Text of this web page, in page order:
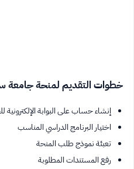
خطوات التقديم لمنحة جامعة
إنشاء حساب على البوابة الإلكترونية
اختيار البرنامج الدراسي المناسب
تعبئة نموذج طلب المنحة
رفع المستندات المطلوبة